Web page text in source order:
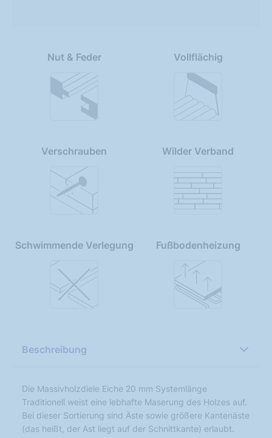
Nut & Feder Vollflächig
Verschrauben Wilder Verband
Schwimmende Verlegung Fußbodenheizung
Beschreibung
Die Massivholzdiele Eiche 20 mm Systemlänge
Traditionell weist eine lebhafte Maserung des Holzes auf.
Bei dieser Sortierung sind Äste sowie größere Kantenäste
(das heißt, der Ast liegt auf der Schnittkante) erlaubt.